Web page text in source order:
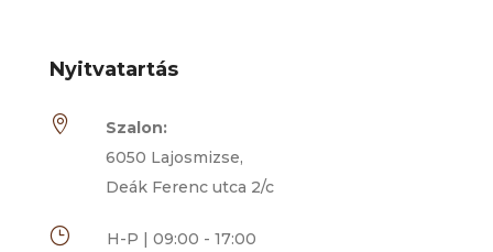
Nyitvatartás

Szalon:
6050 Lajosmizse,
Deák Ferenc utca 2/c
} H-P | 09:00 - 17:00